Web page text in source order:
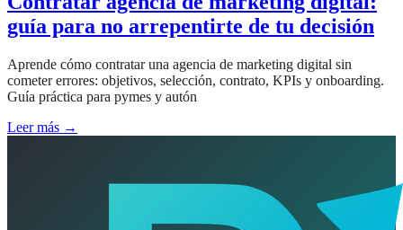
guía para no arrepentirte de tu decisión
Aprende cómo contratar una agencia de marketing digital sin
cometer errores: objetivos, selección, contrato, KPIs y onboarding.
Guía práctica para pymes y autón
Leer más →